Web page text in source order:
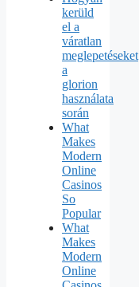
kerüld
el a
váratlan
meglepetéseket
a
glorion
használata
során
What
Makes
Modern
Online
Casinos
So
Popular
What
Makes
Modern
Online